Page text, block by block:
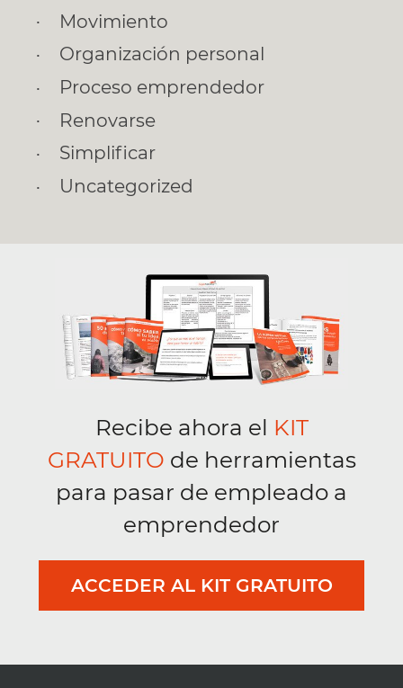
Movimiento
Organización personal
Proceso emprendedor
Renovarse
Simplificar
Uncategorized
Recibe ahora el KIT
GRATUITO de herramientas
para pasar de empleado a
emprendedor
ACCEDER AL KIT GRATUITO